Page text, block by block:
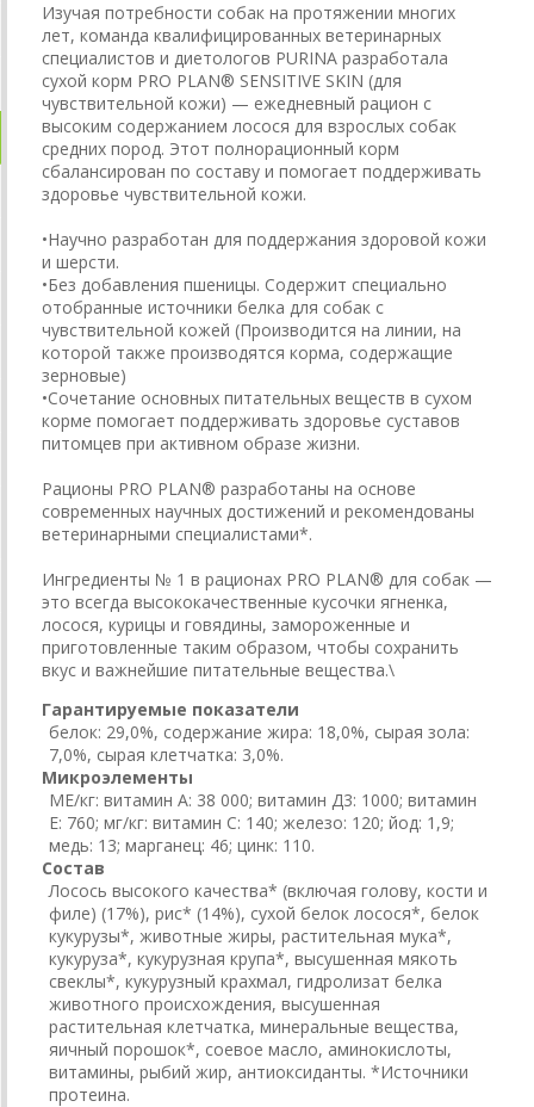
Изучая потребности собак на протяжении многих
лет, команда квалифицированных ветеринарных
специалистов и диетологов PURINA разработала
сухой корм PRO PLAN® SENSITIVE SKIN (для
чувствительной кожи) — ежедневный рацион с
высоким содержанием лосося для взрослых собак
средних пород. Этот полнорационный корм
сбалансирован по составу и помогает поддерживать
здоровье чувствительной кожи.
•Научно разработан для поддержания здоровой кожи
и шерсти.
•Без добавления пшеницы. Содержит специально
отобранные источники белка для собак с
чувствительной кожей (Производится на линии, на
которой также производятся корма, содержащие
зерновые)
•Сочетание основных питательных веществ в сухом
корме помогает поддерживать здоровье суставов
питомцев при активном образе жизни.
Рационы PRO PLAN® разработаны на основе
современных научных достижений и рекомендованы
ветеринарными специалистами*.
Ингредиенты № 1 в рационах PRO PLAN® для собак —
это всегда высококачественные кусочки ягненка,
лосося, курицы и говядины, замороженные и
приготовленные таким образом, чтобы сохранить
вкус и важнейшие питательные вещества.\
Гарантируемые показатели
белок: 29,0%, содержание жира: 18,0%, сырая зола:
7,0%, сырая клетчатка: 3,0%.
Микроэлементы
МЕ/кг: витамин А: 38 000; витамин Д3: 1000; витамин
E: 760; мг/кг: витамин C: 140; железо: 120; йод: 1,9;
медь: 13; марганец: 46; цинк: 110.
Состав
Лосось высокого качества* (включая голову, кости и
филе) (17%), рис* (14%), сухой белок лосося*, белок
кукурузы*, животные жиры, растительная мука*,
кукуруза*, кукурузная крупа*, высушенная мякоть
свеклы*, кукурузный крахмал, гидролизат белка
животного происхождения, высушенная
растительная клетчатка, минеральные вещества,
яичный порошок*, соевое масло, аминокислоты,
витамины, рыбий жир, антиоксиданты. *Источники
протеина.